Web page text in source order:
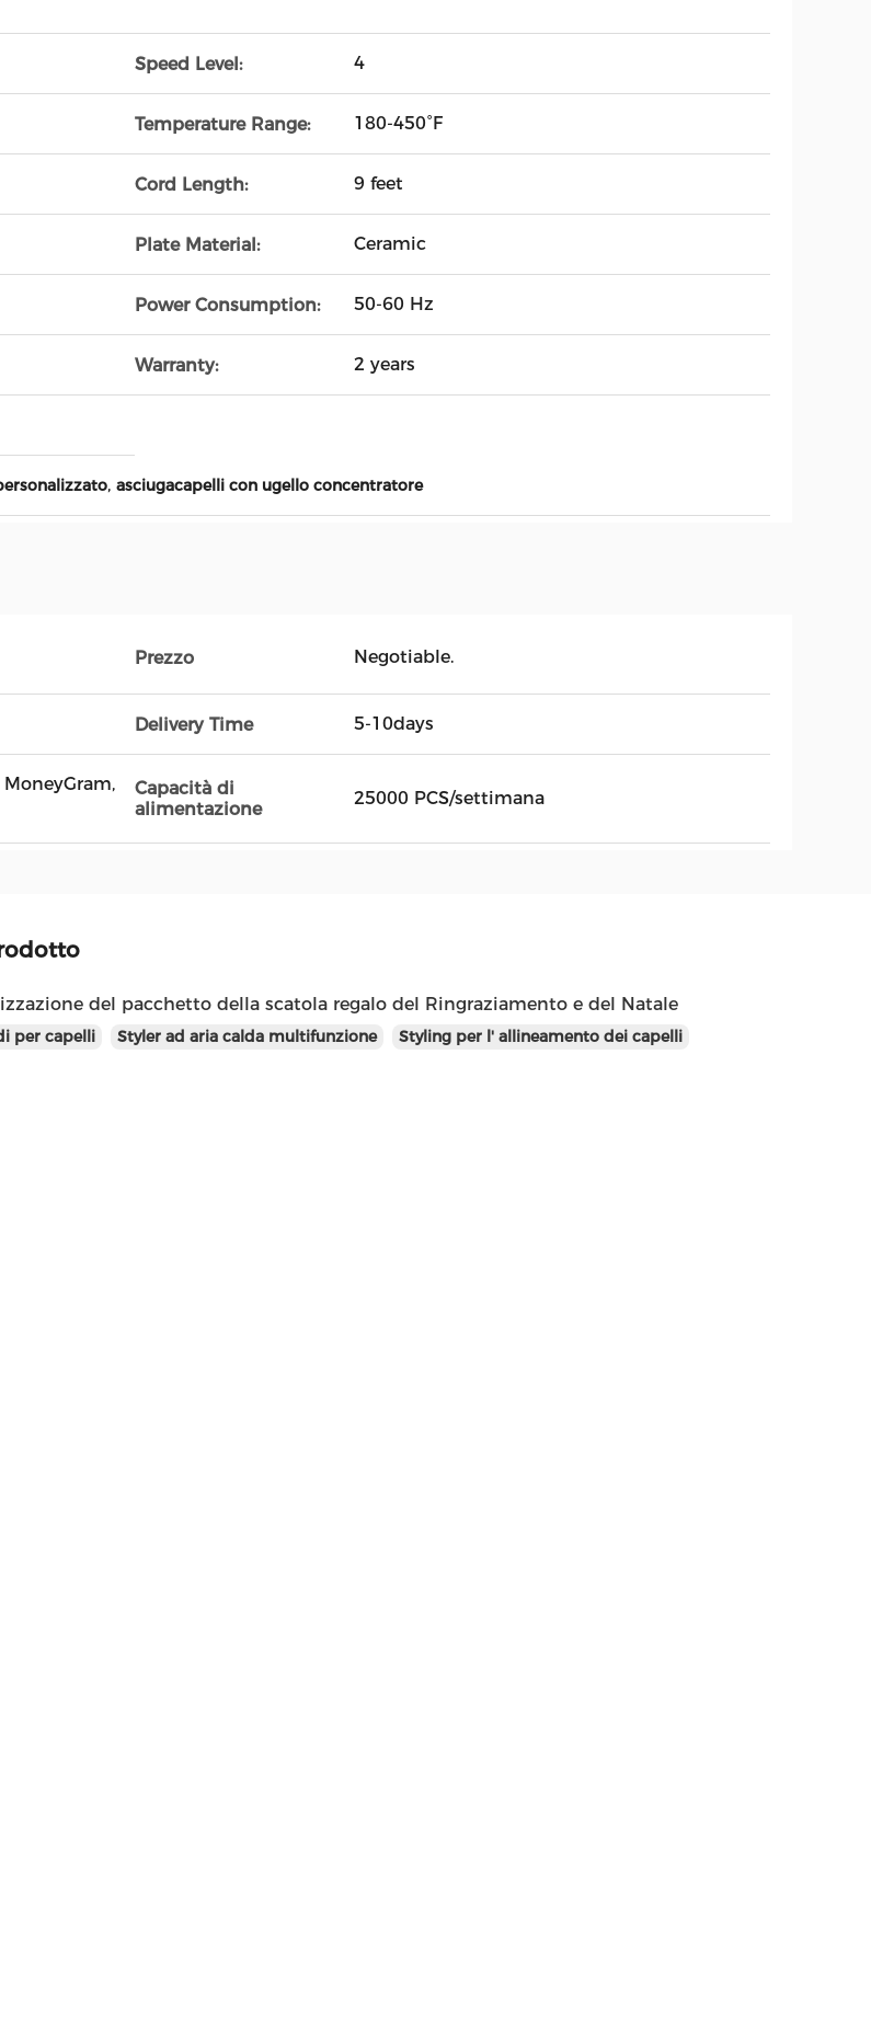
Speed Level: 4
Temperature Range: 180-450°F
Cord Length: 9 feet
Plate Material: Ceramic
Power Consumption: 50-60 Hz
Warranty: 2 years
, asciugacapelli con ugello concentratore
Prezzo Negotiable.
Delivery Time 5-10days
MoneyGram,
Capacità di
alimentazione
25000 PCS/settimana
del pacchetto della scatola regalo del Ringraziamento e del Natale
per capelli Styler ad aria calda multifunzione Styling per l' allineamento dei capelli